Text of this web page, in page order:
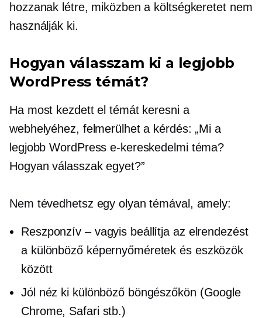
hozzanak létre, miközben a költségkeretet nem
használják ki.
Hogyan válasszam ki a legjobb
WordPress témát?
Ha most kezdett el témát keresni a
webhelyéhez, felmerülhet a kérdés: „Mi a
legjobb WordPress e-kereskedelmi téma?
Hogyan válasszak egyet?”
Nem tévedhetsz egy olyan témával, amely:
Reszponzív – vagyis beállítja az elrendezést
a különböző képernyőméretek és eszközök
között
Jól néz ki különböző böngészőkön (Google
Chrome, Safari stb.)